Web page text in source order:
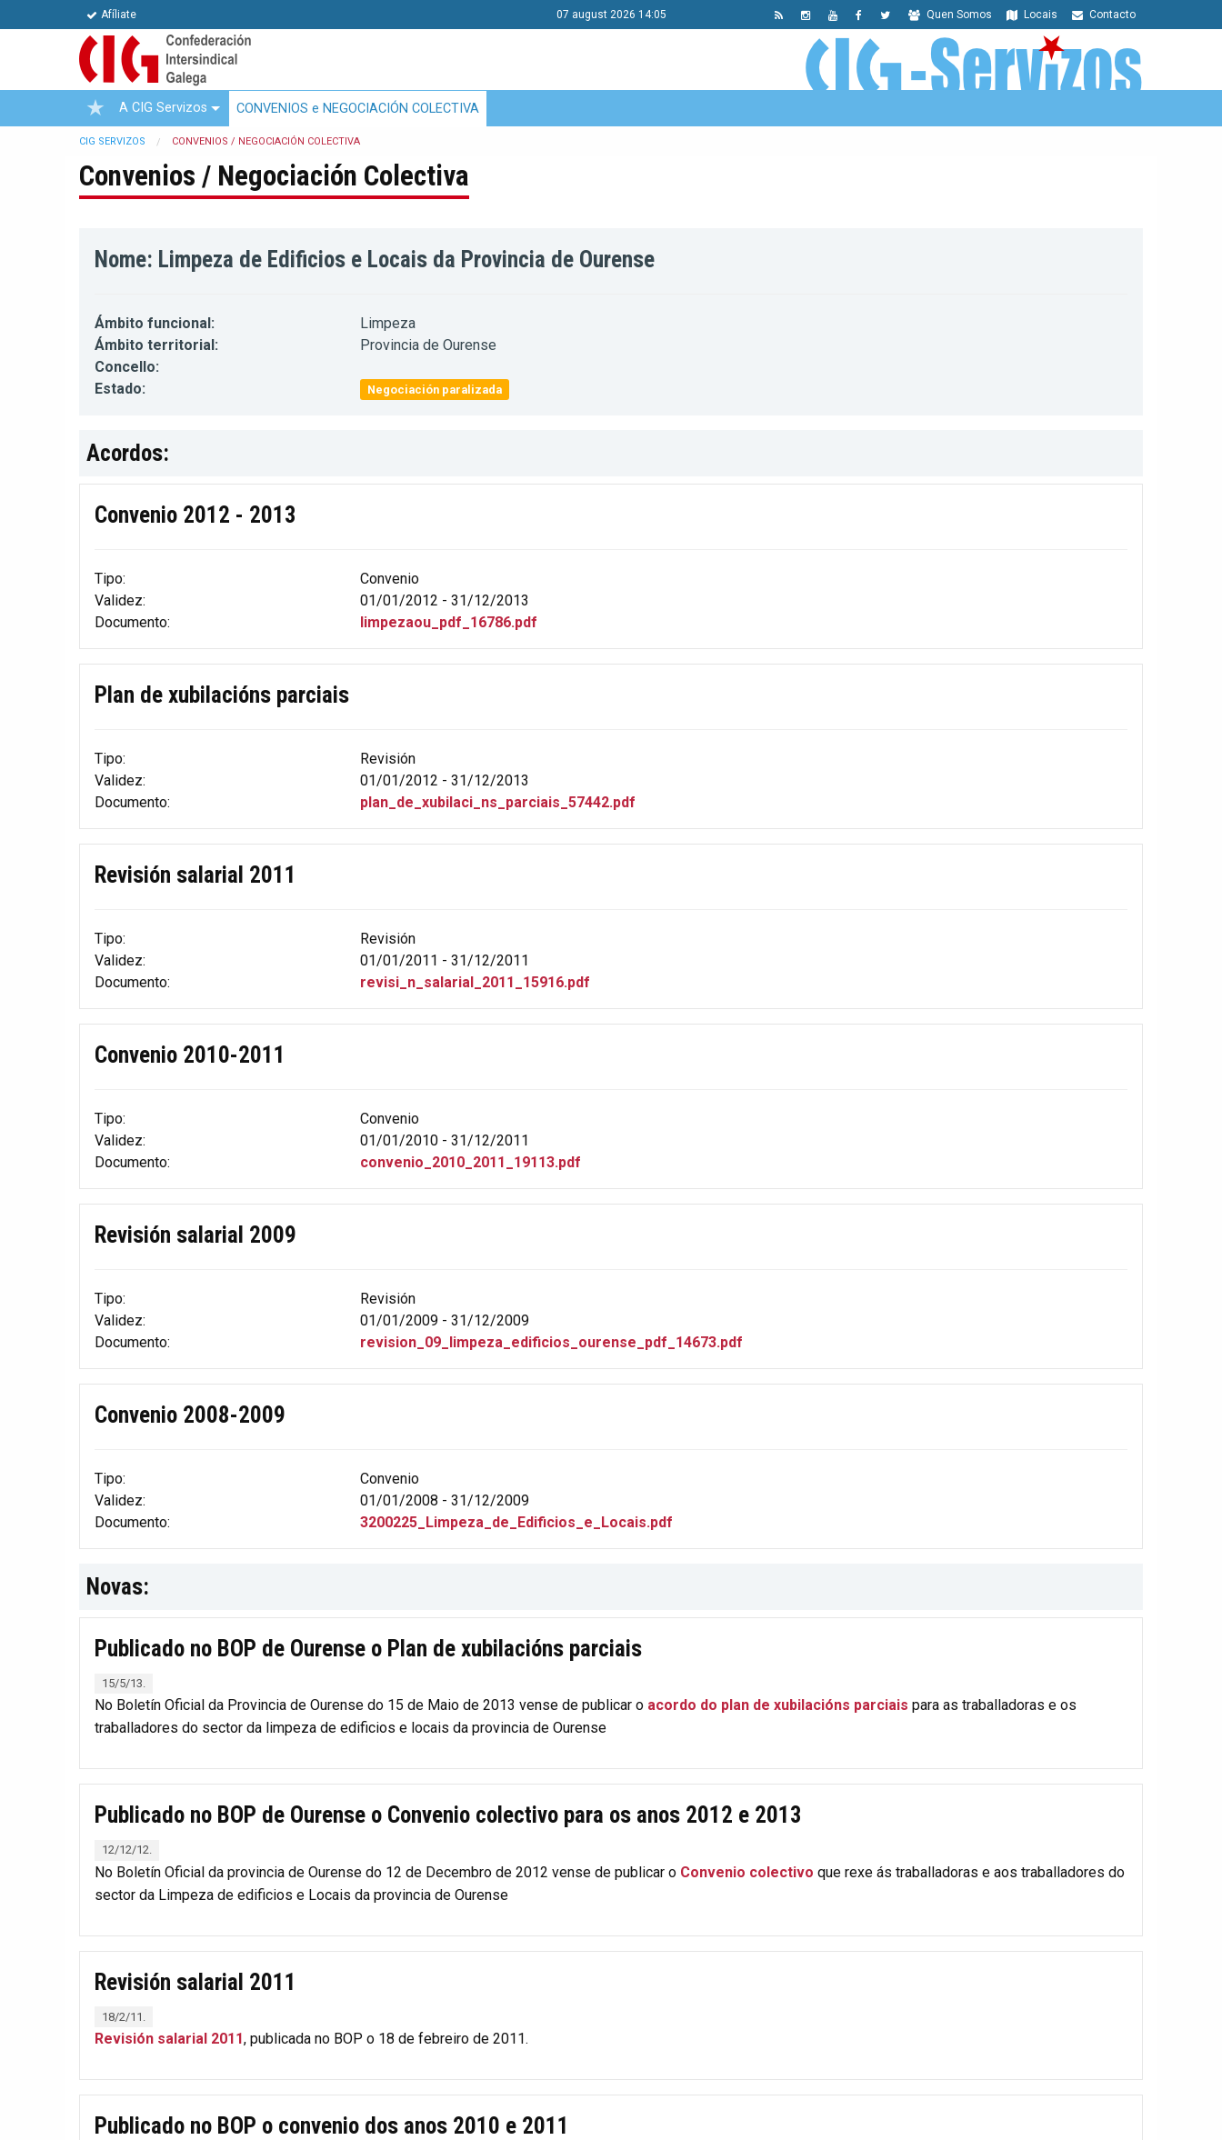
Afíliate 07 august 2026 14:05 Contacto
Locais
Quen Somos
A CIG Servizos CONVENIOS e NEGOCIACIÓN COLECTIVA
CIG SERVIZOS CONVENIOS / NEGOCIACIÓN COLECTIVA
Convenios / Negociación Colectiva
Nome: Limpeza de Edificios e Locais da Provincia de Ourense
Ámbito funcional:
Limpeza
Ámbito territorial:
Provincia de Ourense
Concello:
Estado:
Negociación paralizada
Acordos:
Convenio 2012 - 2013
Tipo:
Convenio
Validez:
01/01/2012 - 31/12/2013
Documento:
limpezaou_pdf_16786.pdf
Plan de xubilacións parciais
Tipo:
Revisión
Validez:
01/01/2012 - 31/12/2013
Documento:
plan_de_xubilaci_ns_parciais_57442.pdf
Revisión salarial 2011
Tipo:
Revisión
Validez:
01/01/2011 - 31/12/2011
Documento:
revisi_n_salarial_2011_15916.pdf
Convenio 2010-2011
Tipo:
Convenio
Validez:
01/01/2010 - 31/12/2011
Documento:
convenio_2010_2011_19113.pdf
Revisión salarial 2009
Tipo:
Revisión
Validez:
01/01/2009 - 31/12/2009
Documento:
revision_09_limpeza_edificios_ourense_pdf_14673.pdf
Convenio 2008-2009
Tipo:
Convenio
Validez:
01/01/2008 - 31/12/2009
Documento:
3200225_Limpeza_de_Edificios_e_Locais.pdf
Novas:
Publicado no BOP de Ourense o Plan de xubilacións parciais
15/5/13.
No Boletín Oficial da Provincia de Ourense do 15 de Maio de 2013 vense de publicar o acordo do plan de xubilacións parciais para as traballadoras e os
traballadores do sector da limpeza de edificios e locais da provincia de Ourense
Publicado no BOP de Ourense o Convenio colectivo para os anos 2012 e 2013
12/12/12.
No Boletín Oficial da provincia de Ourense do 12 de Decembro de 2012 vense de publicar o Convenio colectivo que rexe ás traballadoras e aos traballadores do
sector da Limpeza de edificios e Locais da provincia de Ourense
Revisión salarial 2011
18/2/11.
Revisión salarial 2011, publicada no BOP o 18 de febreiro de 2011.
Publicado no BOP o convenio dos anos 2010 e 2011